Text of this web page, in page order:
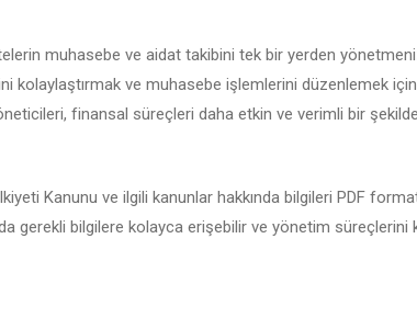
muhasebe ve aidat takibini tek bir yerden
ve muhasebe işlemlerini düzenlemek için
finansal süreçleri daha etkin ve verimli bir
Kanunu ve ilgili kanunlar hakkında bilgileri PDF
gerekli bilgilere kolayca erişebilir ve yönetim süreçlerini